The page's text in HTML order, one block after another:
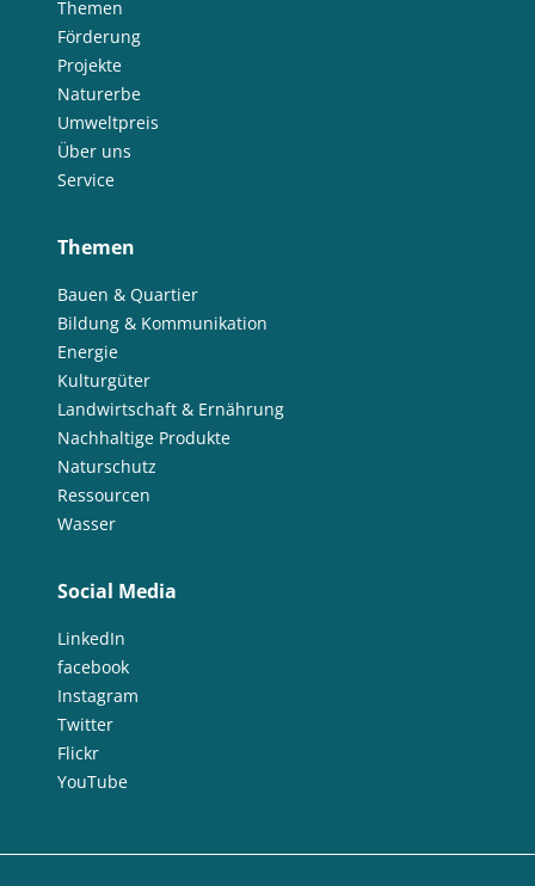
Themen
Förderung
Projekte
Naturerbe
Umweltpreis
Über uns
Service
Themen
Bauen & Quartier
Bildung & Kommunikation
Energie
Kulturgüter
Landwirtschaft & Ernährung
Nachhaltige Produkte
Naturschutz
Ressourcen
Wasser
Social Media
LinkedIn
facebook
Instagram
Twitter
Flickr
YouTube